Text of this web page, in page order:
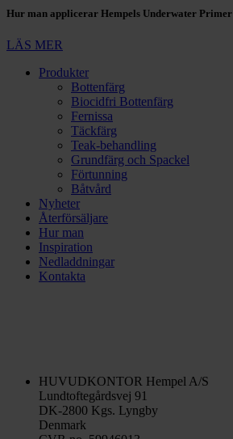
Hur man applicerar Hempels Underwater Primer
LÄS MER
Produkter
Bottenfärg
Biocidfri Bottenfärg
Fernissa
Täckfärg
Teak-behandling
Grundfärg och Spackel
Förtunning
Båtvård
Nyheter
Återförsäljare
Hur man
Inspiration
Nedladdningar
Kontakta
HUVUDKONTOR Hempel A/S
Lundtoftegårdsvej 91
DK-2800 Kgs. Lyngby
Denmark